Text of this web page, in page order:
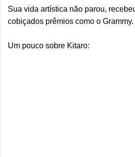
Sua vida artística não parou,
cobiçados prêmios como o Grammy.
Um pouco sobre Kitaro: